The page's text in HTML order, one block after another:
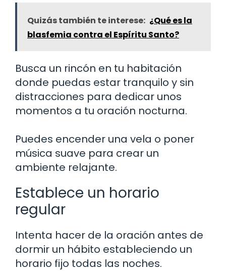
Quizás también te interese: ¿Qué es la
blasfemia contra el Espíritu Santo?
Busca un rincón en tu habitación
donde puedas estar tranquilo y sin
distracciones para dedicar unos
momentos a tu oración nocturna.
Puedes encender una vela o poner
música suave para crear un
ambiente relajante.
Establece un horario
regular
Intenta hacer de la oración antes de
dormir un hábito estableciendo un
horario fijo todas las noches.